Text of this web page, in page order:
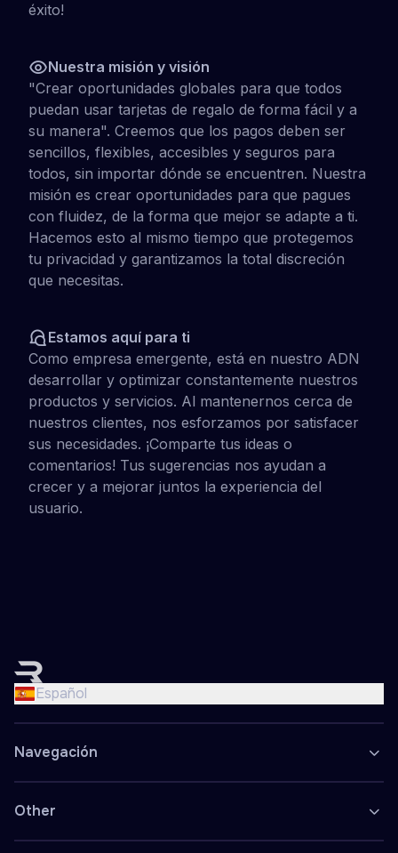
éxito!
Nuestra misión y visión
"Crear oportunidades globales para que todos
puedan usar tarjetas de regalo de forma fácil y a
su manera". Creemos que los pagos deben ser
sencillos, flexibles, accesibles y seguros para
todos, sin importar dónde se encuentren. Nuestra
misión es crear oportunidades para que pagues
con fluidez, de la forma que mejor se adapte a ti.
Hacemos esto al mismo tiempo que protegemos
tu privacidad y garantizamos la total discreción
que necesitas.
Estamos aquí para ti
Como empresa emergente, está en nuestro ADN
desarrollar y optimizar constantemente nuestros
productos y servicios. Al mantenernos cerca de
nuestros clientes, nos esforzamos por satisfacer
sus necesidades. ¡Comparte tus ideas o
comentarios! Tus sugerencias nos ayudan a
crecer y a mejorar juntos la experiencia del
usuario.
Español
English
Nederlands
Español
Polski
Navegación
Other